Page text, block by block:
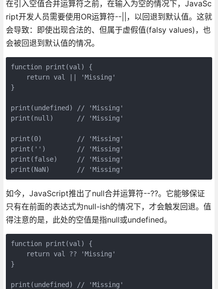
在引入空值合并运算符之前，在输入为空的情况下，JavaSc
ript开发人员需要使用OR运算符--||，以回退到默认值。这就
会导致：即使出现合法的、但属于虚假值(falsy values)，也
会被回退到默认值的情况。
function print(val) {
return val || 'Missing'
}
print(undefined) // 'Missing'
print(null)      // 'Missing'
print(0)         // 'Missing'
print('')        // 'Missing'
print(false)     // 'Missing'
如今，JavaScript推出了null合并运算符--??。它能够保证
只有在前面的表达式为null-ish的情况下，才会触发回退。值
得注意的是，此处的空值是指null或undefined。
function print(val) {
return val ?? 'Missing'
}
print(undefined) // 'Missing'